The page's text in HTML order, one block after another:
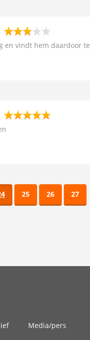
en vindt hem daardoor
25 26 27
Media/pers